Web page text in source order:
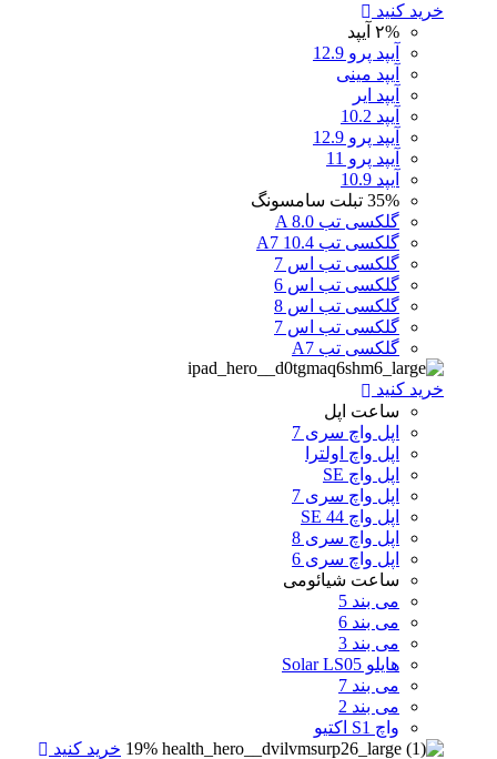
خرید کنید
۲% آیپد
آیپد پرو 12.9
آیپد مینی
آیپد ایر
آیپد 10.2
آیپد پرو 12.9
آیپد پرو 11
آیپد 10.9
35% تبلت سامسونگ
گلکسی تب A 8.0
گلکسی تب A7 10.4
گلکسی تب اس 7
گلکسی تب اس 6
گلکسی تب اس 8
گلکسی تب اس 7
گلکسی تب A7
خرید کنید
ساعت اپل
اپل واچ سری 7
اپل واچ اولترا
اپل واچ SE
اپل واچ سری 7
اپل واچ SE 44
اپل واچ سری 8
اپل واچ سری 6
ساعت شیائومی
می بند 5
می بند 6
می بند 3
هایلو Solar LS05
می بند 7
می بند 2
واچ S1 اکتیو
19% خرید کنید